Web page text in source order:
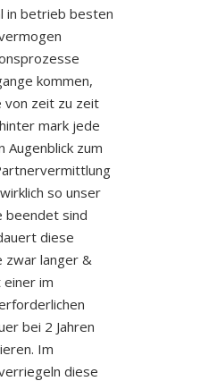
in betrieb besten
kommen,
von zeit zu zeit
mark jede
Augenblick zum
so unser
beendet sind
diese
zwar langer &
im
bei 2 Jahren
Im
diese